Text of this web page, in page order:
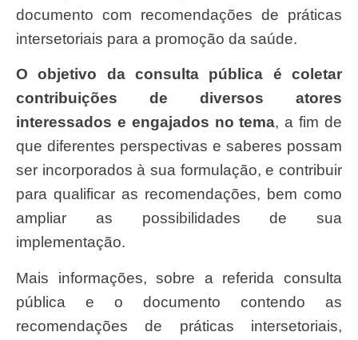
documento com recomendações de práticas
intersetoriais para a promoção da saúde.
O objetivo da consulta pública é coletar
contribuições de diversos atores
interessados e engajados no tema, a fim de
que diferentes perspectivas e saberes possam
ser incorporados à sua formulação, e contribuir
para qualificar as recomendações, bem como
ampliar as possibilidades de sua
implementação.
Mais informações, sobre a referida consulta
pública e o documento contendo as
recomendações de práticas intersetoriais,